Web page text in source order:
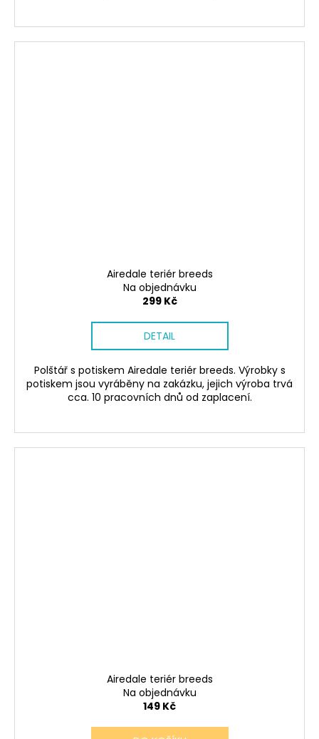
Airedale teriér breeds
Na objednávku
299 Kč
DETAIL
Polštář s potiskem Airedale teriér breeds. Výrobky s
potiskem jsou vyráběny na zakázku, jejich výroba trvá
cca. 10 pracovních dnů od zaplacení.
Airedale teriér breeds
Na objednávku
149 Kč